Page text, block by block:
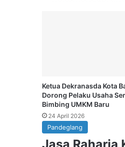
Ketua Dekranasda Kota
Dorong Pelaku Usaha
Bimbing UMKM Baru
24 April 2026